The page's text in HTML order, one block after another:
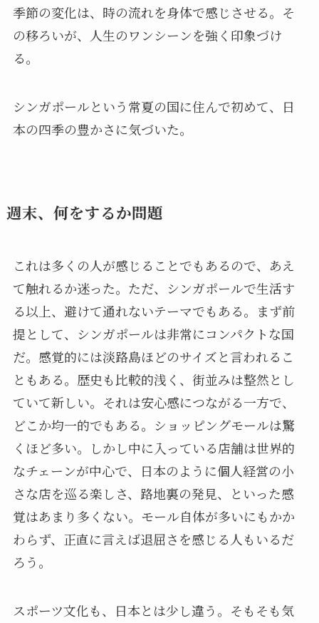
季節の変化は、時の流れを身体で感じさせる。そ
の移ろいが、人生のワンシーンを強く印象づけ
る。
シンガポールという常夏の国に住んで初めて、日
本の四季の豊かさに気づいた。
週末、何をするか問題
これは多くの人が感じることでもあるので、あえ
て触れるか迷った。ただ、シンガポールで生活す
る以上、避けて通れないテーマでもある。まず前
提として、シンガポールは非常にコンパクトな国
だ。感覚的には淡路島ほどのサイズと言われるこ
ともある。歴史も比較的浅く、街並みは整然とし
ていて新しい。それは安心感につながる一方で、
どこか均一的でもある。ショッピングモールは驚
くほど多い。しかし中に入っている店舗は世界的
なチェーンが中心で、日本のように個人経営の小
さな店を巡る楽しさ、路地裏の発見、といった感
覚はあまり多くない。モール自体が多いにもかか
わらず、正直に言えば退屈さを感じる人もいるだ
ろう。
スポーツ文化も、日本とは少し違う。そもそも気